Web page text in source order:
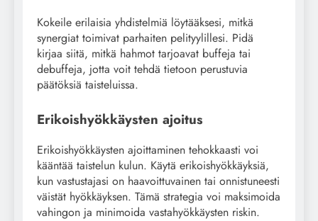
Kokeile erilaisia yhdistelmiä löytääksesi, mitkä
synergiat toimivat parhaiten pelityylillesi. Pidä
kirjaa siitä, mitkä hahmot tarjoavat buffeja tai
debuffeja, jotta voit tehdä tietoon perustuvia
päätöksiä taisteluissa.
Erikoishyökkäysten ajoitus
Erikoishyökkäysten ajoittaminen tehokkaasti voi
kääntää taistelun kulun. Käytä erikoishyökkäyksiä,
kun vastustajasi on haavoittuvainen tai onnistuneesti
väistät hyökkäyksen. Tämä strategia voi maksimoida
vahingon ja minimoida vastahyökkäysten riskin.